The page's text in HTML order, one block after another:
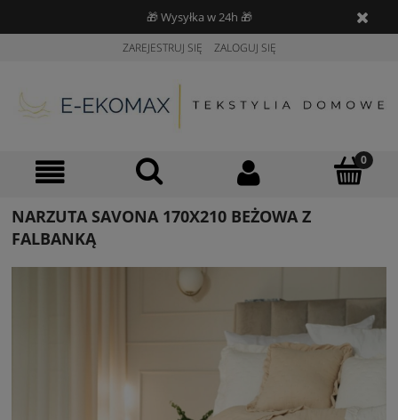
🎁 Wysyłka w 24h 🎁
ZAREJESTRUJ SIĘ ZALOGUJ SIĘ
NARZUTA SAVONA 170X210 BEŻOWA Z
FALBANKĄ